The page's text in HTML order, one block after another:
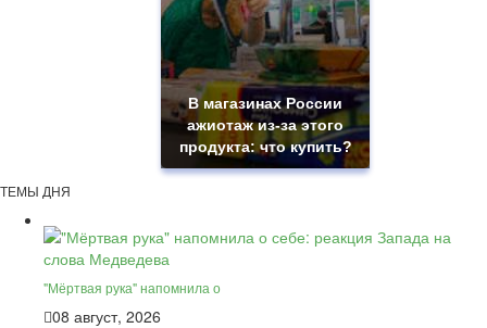
В магазинах России
ажиотаж из-за этого
продукта: что купить?
ТЕМЫ ДНЯ
"Мёртвая рука" напомнила о
08 август, 2026